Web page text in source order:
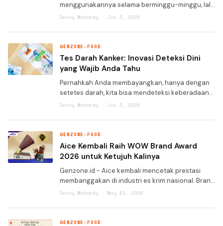
menggunakannya selama berminggu-minggu, lalu
tiba-tiba menemukan satu fitur yang membuat
seperti menemukan harta
Denny Mahardy · Jun 3, 2026
GENZONE-FOOD
Tes Darah Kanker: Inovasi Deteksi Dini
yang Wajib Anda Tahu
Pernahkah Anda membayangkan, hanya dengan
setetes darah, kita bisa mendeteksi keberadaan
sel kanker di dalam tubuh? Konsep yang
kenyataan. Sebuah
Denny Mahardy · Jun 3, 2026
GENZONE-FOOD
Aice Kembali Raih WOW Brand Award
2026 untuk Ketujuh Kalinya
Genzone.id - Aice kembali mencetak prestasi
membanggakan di industri es krim nasional. Brand
es krim favorit ini berhasil meraih WOW Brand
berturut-turut. Prest
Denny Mahardy · May 13, 2026
GENZONE-FOOD